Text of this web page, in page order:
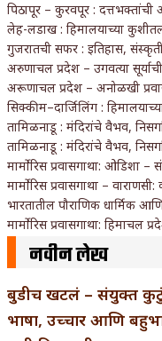
पिठापूर – कुरवपूर : दत्तभक्तांची
लेह-लडाख : हिमालयाच्या
गुजरातची सफर : इतिहास,
अरुणाचल प्रदेश – उगवत्या
अरूणाचल प्रदेश – अनोळखी
सिक्कीम–दार्जिलिंग :
तामिळनाडू : मंदिरांचे वैभव,
तामिळनाडू : मंदिरांचे वैभव,
मार्मोरिस प्रवासगाथा: ओडिशा
मार्मोरिस प्रवासगाथा –
भारतातील पौराणिक धार्मिक
मार्मोरिस प्रवासगाथा: हिमाचल
नवीन लेख
बुडीच खटलं – संयुक्त
भाषा, उच्चार आणि